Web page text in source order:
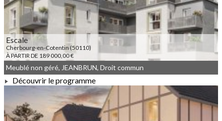
Escale
Cherbourg-en-Cotentin (50110)
À PARTIR DE 189 000,00 €
À PARTIR DE 189 000,00 €
Meublé non géré, JEANBRUN, Droit commun
Découvrir le programme